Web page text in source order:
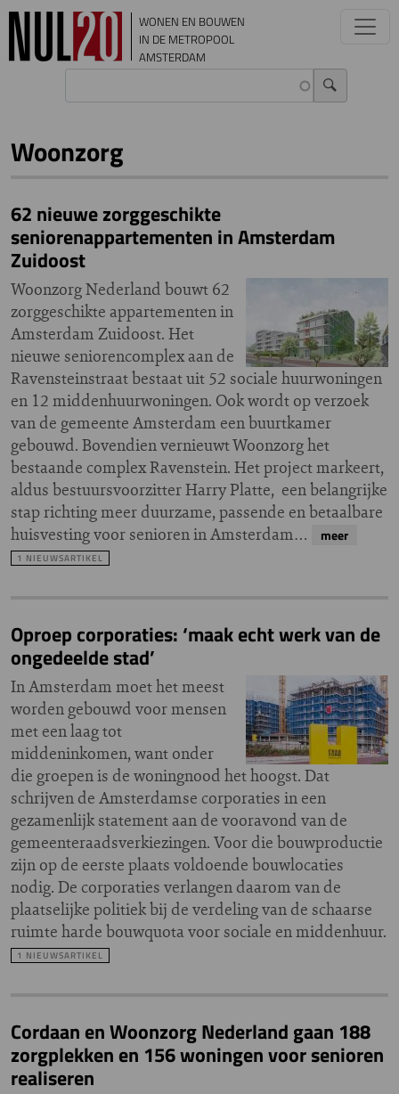
Overslaan en naar de inhoud gaan
WONEN EN BOUWEN
IN DE METROPOOL
AMSTERDAM
Woonzorg
62 nieuwe zorggeschikte
seniorenappartementen in Amsterdam
Zuidoost
Woonzorg Nederland bouwt 62
zorggeschikte appartementen in
Amsterdam Zuidoost. Het
nieuwe seniorencomplex aan de
Ravensteinstraat bestaat uit 52 sociale huurwoningen
en 12 middenhuurwoningen. Ook wordt op verzoek
van de gemeente Amsterdam een buurtkamer
gebouwd. Bovendien vernieuwt Woonzorg het
bestaande complex Ravenstein. Het project markeert,
aldus bestuursvoorzitter Harry Platte, een belangrijke
stap richting meer duurzame, passende en betaalbare
huisvesting voor senioren in Amsterdam…
meer
1 NIEUWSARTIKEL
Oproep corporaties: ‘maak echt werk van de
ongedeelde stad’
In Amsterdam moet het meest
worden gebouwd voor mensen
met een laag tot
middeninkomen, want onder
die groepen is de woningnood het hoogst. Dat
schrijven de Amsterdamse corporaties in een
gezamenlijk statement aan de vooravond van de
gemeenteraadsverkiezingen. Voor die bouwproductie
zijn op de eerste plaats voldoende bouwlocaties
nodig. De corporaties verlangen daarom van de
plaatselijke politiek bij de verdeling van de schaarse
ruimte harde bouwquota voor sociale en middenhuur.
1 NIEUWSARTIKEL
Cordaan en Woonzorg Nederland gaan 188
zorgplekken en 156 woningen voor senioren
realiseren